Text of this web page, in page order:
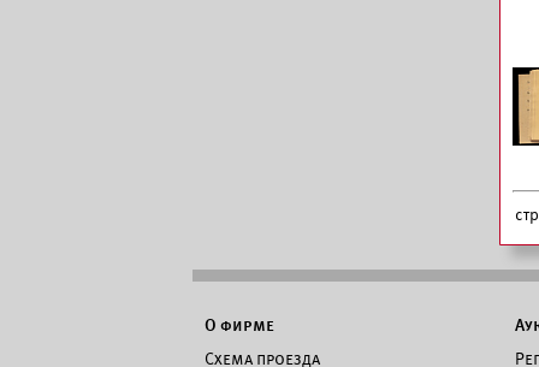
О фирме
Схема проезда